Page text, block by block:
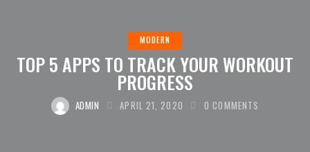
MODERN
TOP 5 APPS TO TRACK YOUR WORKOUT
PROGRESS
ADMIN APRIL 21, 2020 0 COMMENTS